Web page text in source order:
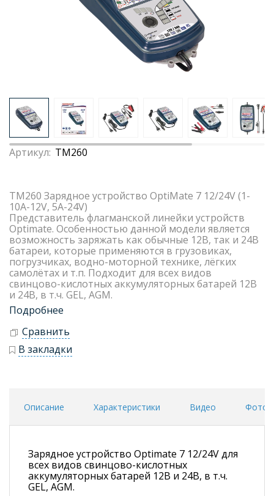
Артикул: TM260
TM260 Зарядное устройство OptiMate 7 12/24V (1-
10А-12V, 5A-24V)
Представитель флагманской линейки устройств
Optimate. Особенностью данной модели является
возможность заряжать как обычные 12В, так и 24В
батареи, которые применяются в грузовиках,
погрузчиках, водно-моторной технике, лёгких
самолётах и т.п. Подходит для всех видов
свинцово-кислотных аккумуляторных батарей 12В
и 24В, в т.ч. GEL, AGM.
Подробнее
Сравнить
В закладки
Описание Характеристики Видео Фото
Зарядное устройство Optimate 7 12/24V для
всех видов свинцово-кислотных
аккумуляторных батарей 12В и 24В, в т.ч.
GEL, AGM.